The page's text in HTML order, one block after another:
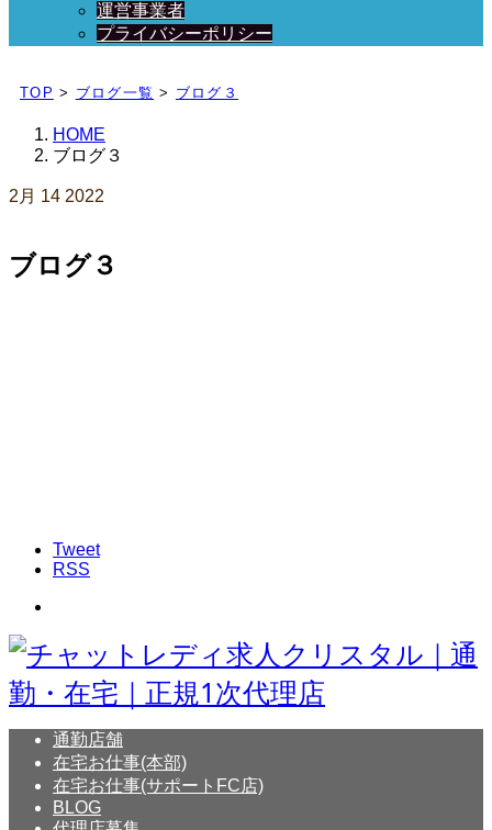
運営事業者
プライバシーポリシー
日々、ブログを更新中！
TOP > ブログ一覧 > ブログ３
HOME
ブログ３
2月 14 2022
ブログ３
Tweet
RSS
通勤店舗
在宅お仕事(本部)
在宅お仕事(サポートFC店)
BLOG